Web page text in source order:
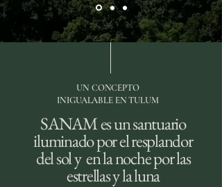
UN CONCEPTO
INIGUALABLE EN TULUM
SANAM es un santuario
iluminado por el resplandor
del sol y en la noche por las
estrellas y la luna